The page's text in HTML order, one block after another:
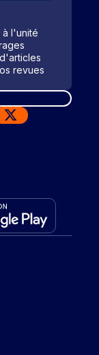
à l'unité
revues